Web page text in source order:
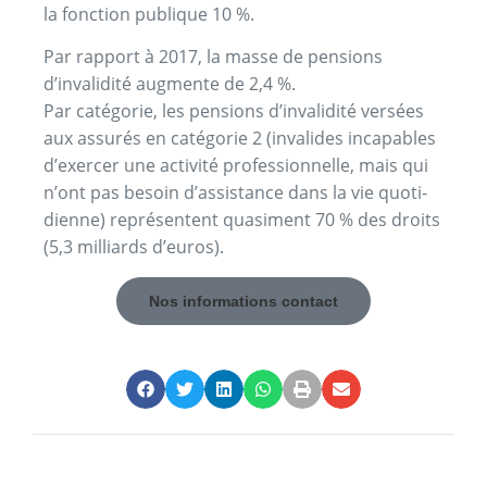
la fonction publique 10 %.
Par rapport à 2017, la masse de pensions
d’invalidité augmente de 2,4 %.
Par catégorie, les pensions d’invalidité versées
aux assurés en catégorie 2 (invalides incapables
d’exercer une activité professionnelle, mais qui
n’ont pas besoin d’assistance dans la vie quoti-
dienne) représentent quasiment 70 % des droits
(5,3 milliards d’euros).
Nos informations contact